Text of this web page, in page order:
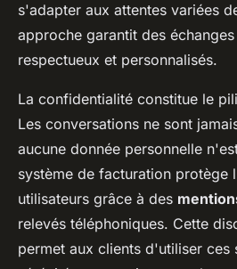
s'adapter aux attentes variées
approche garantit des
respectueux et personnalisés.
La confidentialité constitue le
Les conversations ne sont
aucune donnée personnelle
système de facturation protège
utilisateurs grâce à des
relevés téléphoniques. Cette
permet aux clients d'utiliser ces